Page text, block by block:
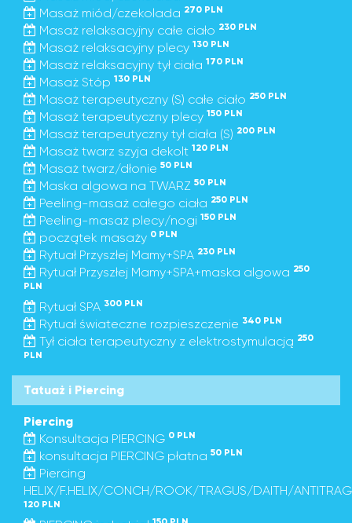
Masaż miód/czekolada 270 PLN
Masaż relaksacyjny całe ciało 230 PLN
Masaż relaksacyjny plecy 130 PLN
Masaż relaksacyjny tył ciała 170 PLN
Masaż Stóp 130 PLN
Masaż terapeutyczny (S) całe ciało 250 PLN
Masaż terapeutyczny plecy 150 PLN
Masaż terapeutyczny tył ciała (S) 200 PLN
Masaż twarz szyja dekolt 120 PLN
Masaż twarz/dłonie 50 PLN
Maska algowa na TWARZ 50 PLN
Peeling-masaż całego ciała 250 PLN
Peeling-masaż plecy/nogi 150 PLN
początek masaży 0 PLN
Rytuał Przyszłej Mamy+SPA 230 PLN
Rytuał Przyszłej Mamy+SPA+maska algowa 250
PLN
Rytuał SPA 300 PLN
Rytuał świateczne rozpieszczenie 340 PLN
Tył ciała terapeutyczny z elektrostymulacją 250
PLN
Tatuaż i Piercing
Piercing
Konsultacja PIERCING 0 PLN
konsultacja PIERCING płatna 50 PLN
Piercing
HELIX/F.HELIX/CONCH/ROOK/TRAGUS/DAITH/
120 PLN